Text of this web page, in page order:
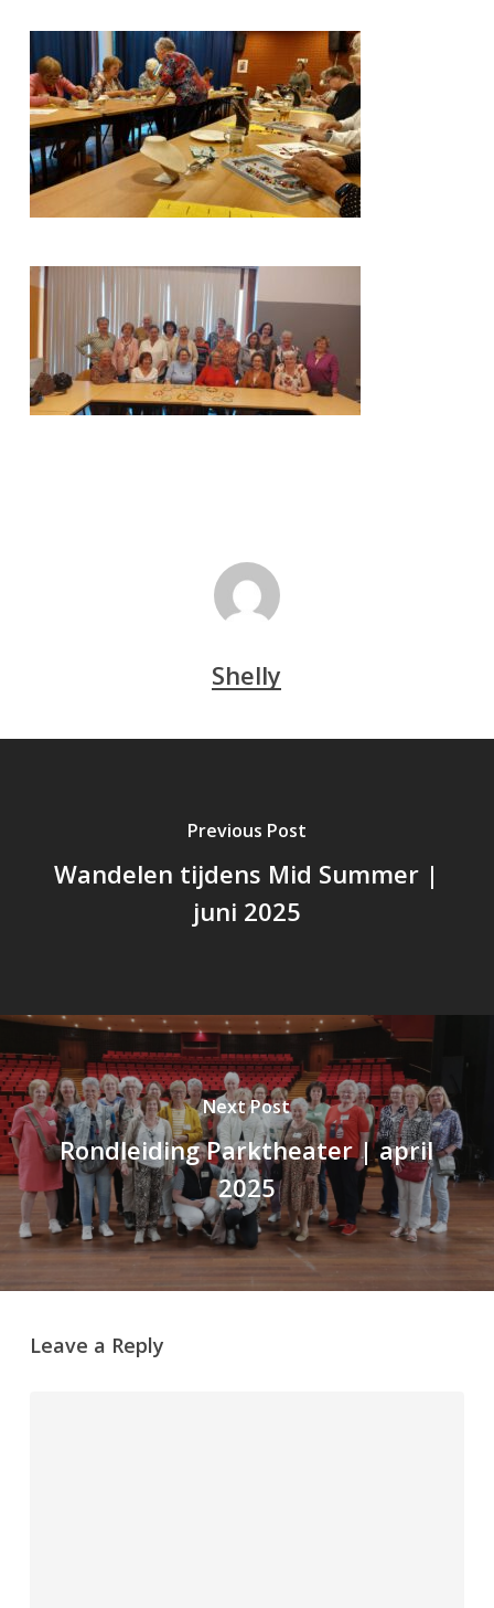
Shelly
Previous Post
Wandelen tijdens Mid Summer |
juni 2025
Next Post
Rondleiding Parktheater | april
2025
Leave a Reply